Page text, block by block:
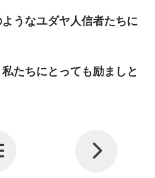
ダヤ人信者たちに
とっても励ましと